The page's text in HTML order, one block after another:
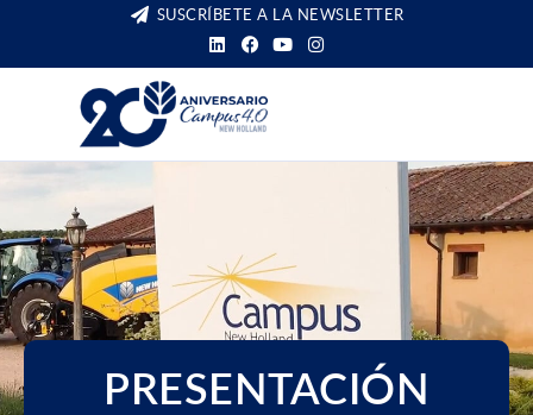
SUSCRÍBETE A LA NEWSLETTER
PRESENTACIÓN